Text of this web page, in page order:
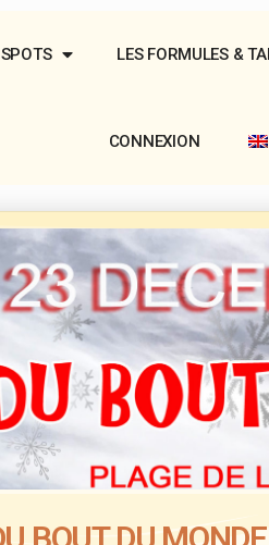
LES FORMULES &
CONNEXION